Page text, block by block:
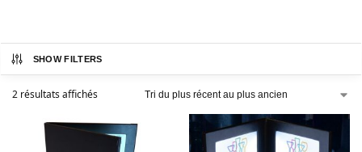
SHOW FILTERS
2 résultats affichés